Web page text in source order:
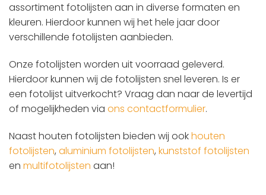
assortiment fotolijsten aan in diverse formaten en
kleuren. Hierdoor kunnen wij het hele jaar door
verschillende fotolijsten aanbieden.
Onze fotolijsten worden uit voorraad geleverd.
Hierdoor kunnen wij de fotolijsten snel leveren. Is er
een fotolijst uitverkocht? Vraag dan naar de levertijd
of mogelijkheden via ons contactformulier.
Naast houten fotolijsten bieden wij ookhouten
fotolijsten, aluminium fotolijsten, kunststof fotolijsten
en multifotolijsten aan!